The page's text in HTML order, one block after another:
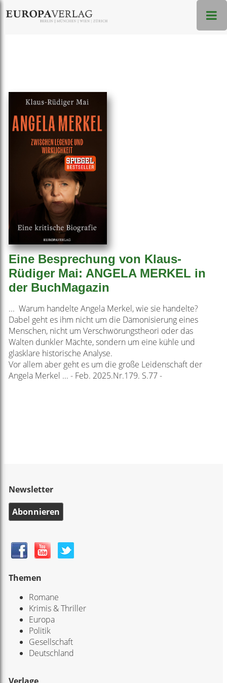
Eine Besprechung von Klaus-
Rüdiger Mai: ANGELA MERKEL in
der BuchMagazin
... Warum handelte Angela Merkel, wie sie handelte?
Dabel geht es ihm nicht um die Dämonisierung eines
Menschen, nicht um Verschwörungstheori oder das
Walten dunkler Mächte, sondern um eine kühle und
glasklare historische Analyse.
Vor allem aber geht es um die große Leidenschaft der
Angela Merkel ... - Feb. 2025.Nr.179. S.77 -
Newsletter
Abonnieren
Themen
Romane
Krimis & Thriller
Europa
Politik
Gesellschaft
Deutschland